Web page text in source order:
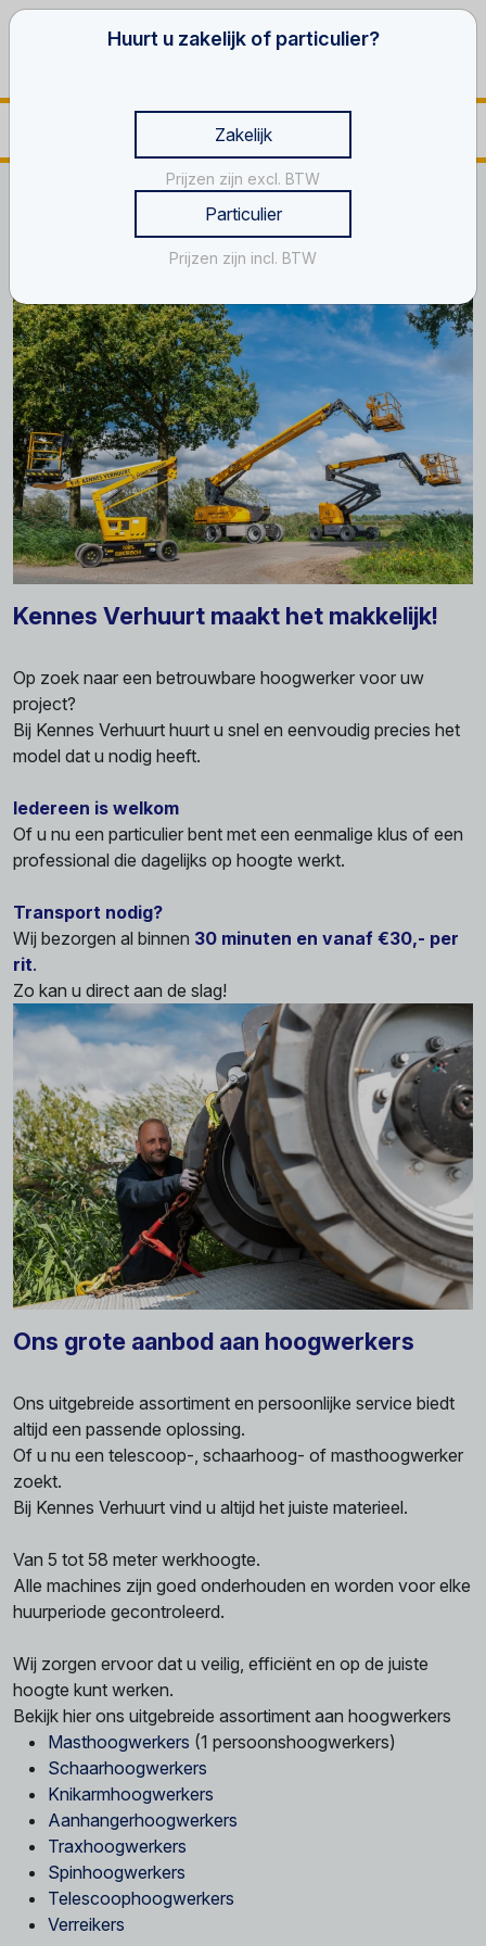
Hoogwerker Hoogeloon
Hoogwerker huren in Hoogeloon?
Kennes Verhuurt maakt het makkelijk!
Op zoek naar een betrouwbare hoogwerker voor uw
project?
Bij Kennes Verhuurt huurt u snel en eenvoudig precies het
model dat u nodig heeft.
Iedereen is welkom
Of u nu een particulier bent met een eenmalige klus of een
professional die dagelijks op hoogte werkt.
Transport nodig?
Wij bezorgen al binnen 30 minuten en vanaf €30,- per
rit.
Zo kan u direct aan de slag!
Ons grote aanbod aan hoogwerkers
Ons uitgebreide assortiment en persoonlijke service biedt
altijd een passende oplossing.
Of u nu een telescoop-, schaarhoog- of masthoogwerker
zoekt.
Bij Kennes Verhuurt vind u altijd het juiste materieel.
Van 5 tot 58 meter werkhoogte.
Alle machines zijn goed onderhouden en worden voor elke
huurperiode gecontroleerd.
Wij zorgen ervoor dat u veilig, efficiënt en op de juiste
hoogte kunt werken.
Bekijk hier ons uitgebreide assortiment aan hoogwerkers
Masthoogwerkers (1 persoonshoogwerkers)
Schaarhoogwerkers
Knikarmhoogwerkers
Aanhangerhoogwerkers
Traxhoogwerkers
Spinhoogwerkers
Telescoophoogwerkers
Verreikers
Huurt u zakelijk of particulier?
Zakelijk
Prijzen zijn excl. BTW
Particulier
Prijzen zijn incl. BTW